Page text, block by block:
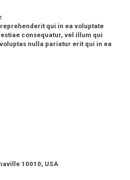
qui in ea voluptate
consequatur, vel illum qui
nulla pariatur erit qui in ea
10010, USA